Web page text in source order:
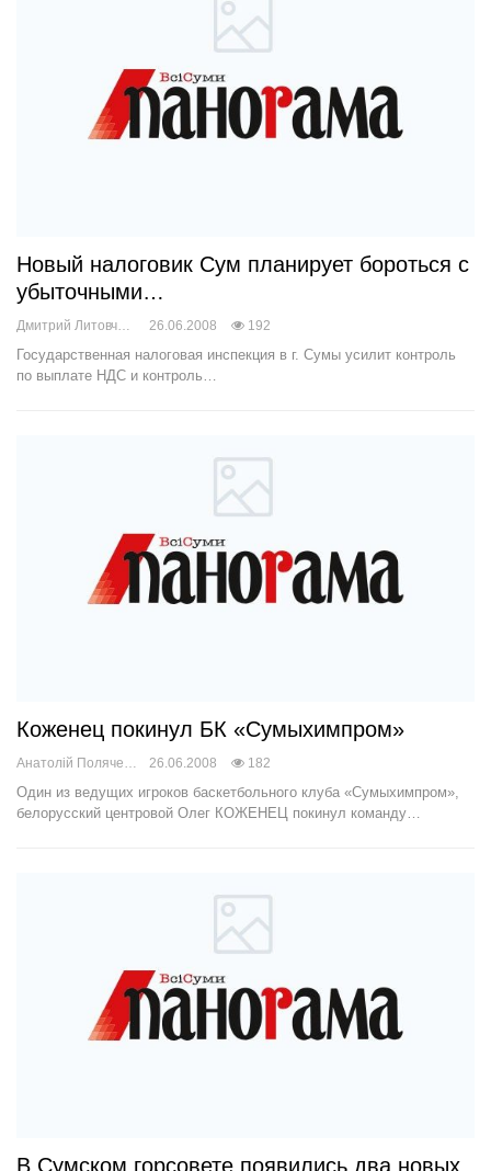
Новый налоговик Сум планирует бороться с
убыточными…
Дмитрий Литовченко 26.06.2008 192
Государственная налоговая инспекция в г. Сумы усилит контроль
по выплате НДС и контроль…
Коженец покинул БК «Сумыхимпром»
26.06.2008 182
Один из ведущих игроков баскетбольного клуба «Сумыхимпром»,
белорусский центровой Олег КОЖЕНЕЦ покинул команду…
В Сумском горсовете появились два новых